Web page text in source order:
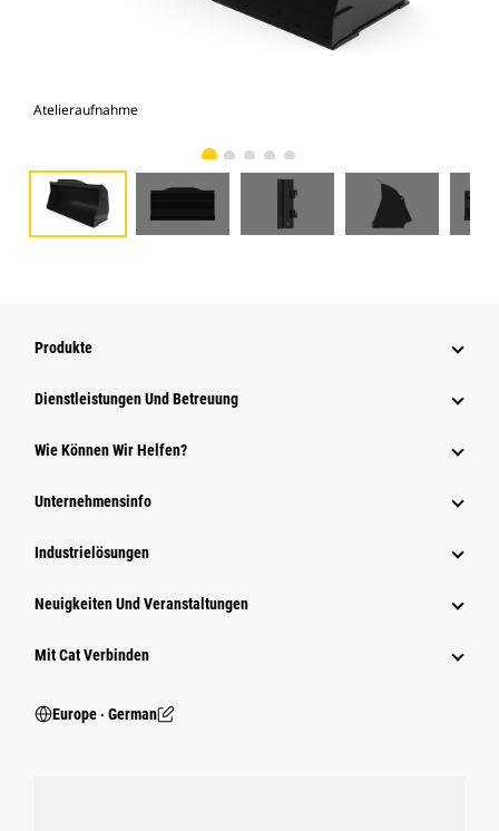
Atelieraufnahme
Produkte
Dienstleistungen Und Betreuung
Wie Können Wir Helfen?
Unternehmensinfo
Industrielösungen
Neuigkeiten Und Veranstaltungen
Mit Cat Verbinden
Europe ‧ German